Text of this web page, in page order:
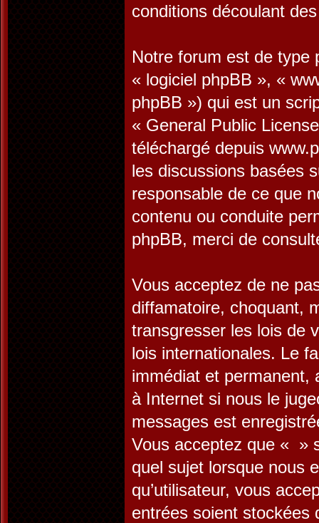
conditions découlant
Notre forum est de type
« logiciel phpBB », «
phpBB ») qui est un
« General Public License
téléchargé depuis
les discussions basées
responsable de ce que
contenu ou conduite
phpBB, merci de
Vous acceptez de ne
diffamatoire, choquant,
transgresser les lois de
lois internationales. Le
immédiat et permanent,
à Internet si nous le
messages est
Vous acceptez que « »
quel sujet lorsque nous
qu’utilisateur, vous
entrées soient stockées